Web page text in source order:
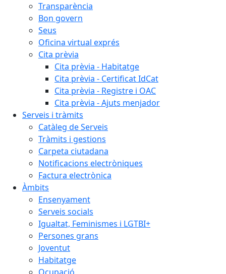
Transparència
Bon govern
Seus
Oficina virtual exprés
Cita prèvia
Cita prèvia - Habitatge
Cita prèvia - Certificat IdCat
Cita prèvia - Registre i OAC
Cita prèvia - Ajuts menjador
Serveis i tràmits
Catàleg de Serveis
Tràmits i gestions
Carpeta ciutadana
Notificacions electròniques
Factura electrònica
Àmbits
Ensenyament
Serveis socials
Igualtat, Feminismes i LGTBI+
Persones grans
Joventut
Habitatge